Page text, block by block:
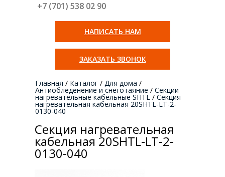
+7 (701) 538 02 90
НАПИСАТЬ НАМ
ЗАКАЗАТЬ ЗВОНОК
Главная / Каталог / Для дома /
Антиобледенение и снеготаяние / Секции
нагревательные кабельные SHTL / Секция
нагревательная кабельная 20SHTL-LT-2-
0130-040
Секция нагревательная
кабельная 20SHTL-LT-2-
0130-040